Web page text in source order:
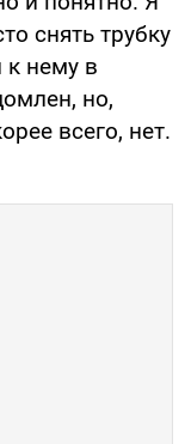
снять трубку
к нему в
но,
всего, нет.